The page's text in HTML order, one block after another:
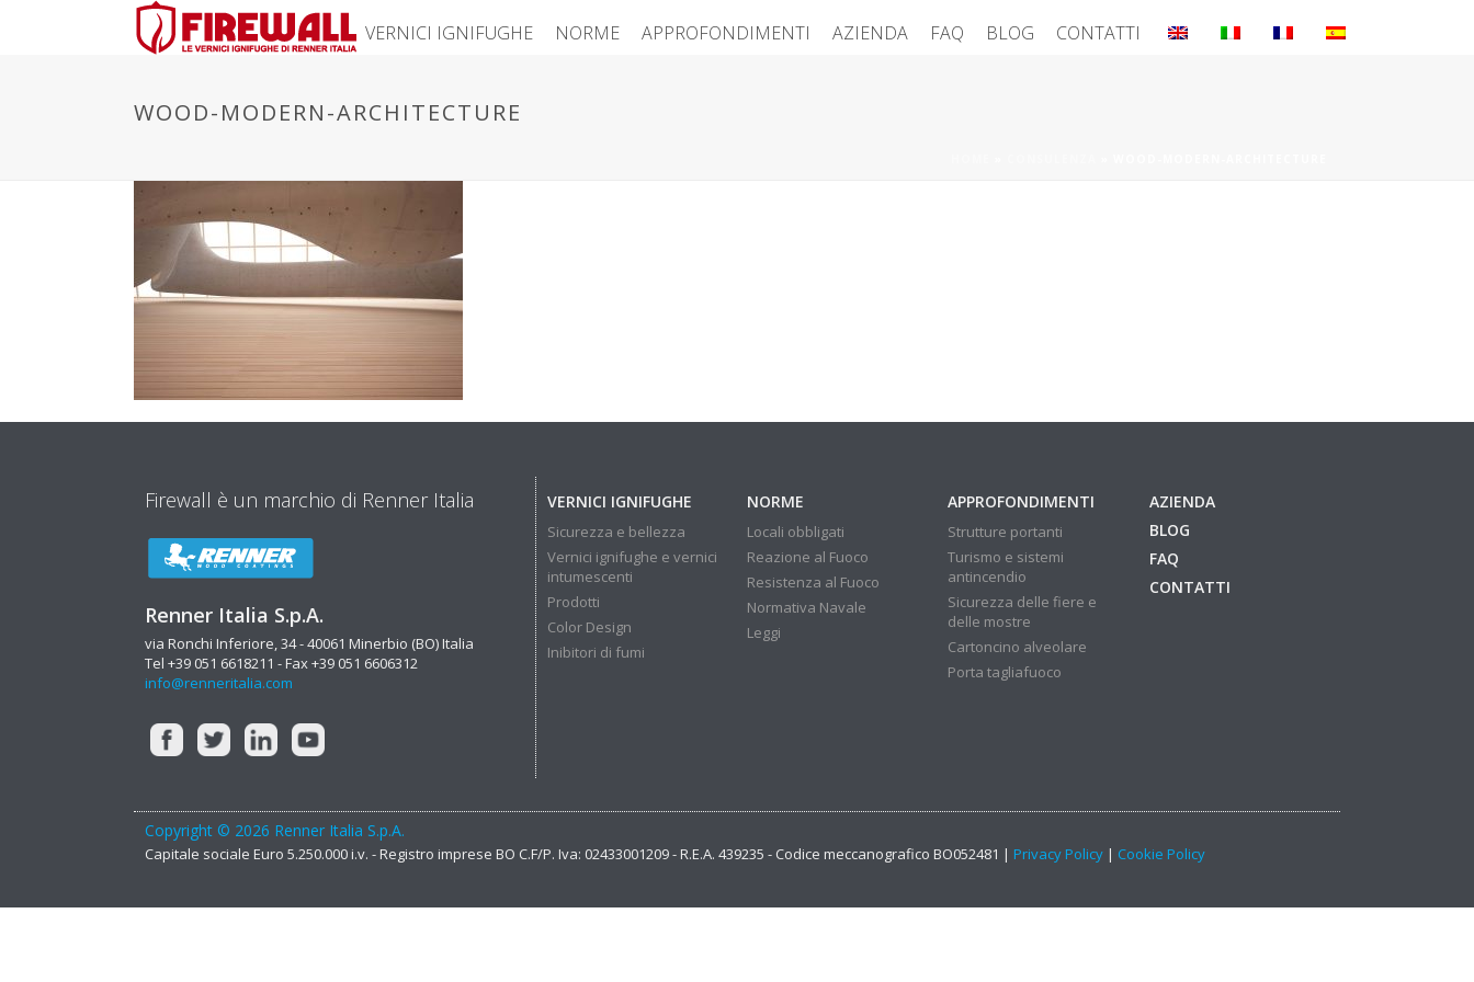
VERNICI IGNIFUGHE NORME APPROFONDIMENTI AZIENDA FAQ BLOG CONTATTI
WOOD-MODERN-ARCHITECTURE
Firewall è un marchio di Renner Italia
Renner Italia S.p.A.
via Ronchi Inferiore, 34 - 40061 Minerbio (BO) Italia
Tel +39 051 6618211 - Fax +39 051 6606312
info@renneritalia.com
VERNICI IGNIFUGHE
Sicurezza e bellezza
Vernici ignifughe e vernici
intumescenti
Prodotti
Color Design
Inibitori di fumi
NORME
Locali obbligati
Reazione al Fuoco
Resistenza al Fuoco
Normativa Navale
Leggi
APPROFONDIMENTI
Strutture portanti
Turismo e sistemi
antincendio
Sicurezza delle fiere e
delle mostre
Cartoncino alveolare
Porta tagliafuoco
AZIENDA
BLOG
FAQ
CONTATTI
Copyright © 2026 Renner Italia S.p.A.
Capitale sociale Euro 5.250.000 i.v. - Registro imprese BO C.F/P. Iva: 02433001209 - R.E.A. 439235 - Codice meccanografico BO052481 | Privacy Policy | Cookie Policy